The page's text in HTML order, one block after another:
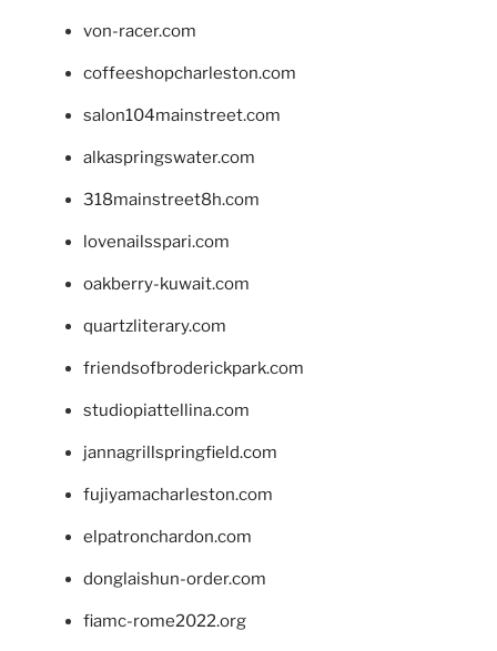
von-racer.com
coffeeshopcharleston.com
salon104mainstreet.com
alkaspringswater.com
318mainstreet8h.com
lovenailsspari.com
oakberry-kuwait.com
quartzliterary.com
friendsofbroderickpark.com
studiopiattellina.com
jannagrillspringfield.com
fujiyamacharleston.com
elpatronchardon.com
donglaishun-order.com
fiamc-rome2022.org